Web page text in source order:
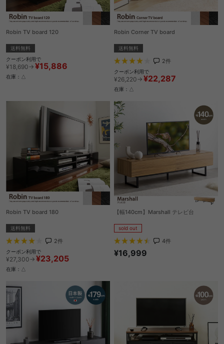
Robin TV board 120
送料無料
クーポン利用で
¥18,690→ ¥15,886
在庫：△
Robin Corner TV board
送料無料
2件
クーポン利用で
¥26,220→ ¥22,287
在庫：△
Robin TV board 180
送料無料
2件
クーポン利用で
¥27,300→ ¥23,205
在庫：△
【幅140cm】Marshall テレビ台
sold out
4件
¥16,999